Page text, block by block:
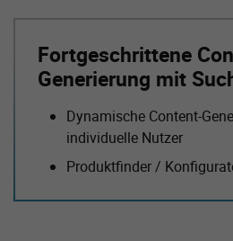
Fortgeschrittene
Generierung mit
Dynamische Content-
individuelle Nutzer
Produktfinder /